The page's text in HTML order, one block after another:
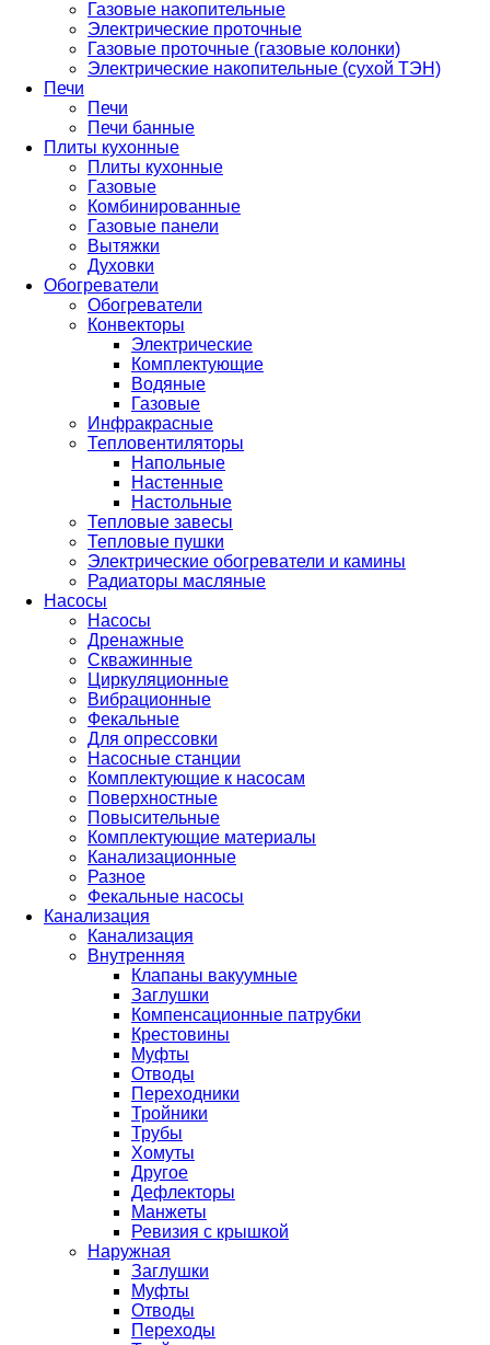
Газовые накопительные
Электрические проточные
Газовые проточные (газовые колонки)
Электрические накопительные (сухой ТЭН)
Печи
Печи
Печи банные
Плиты кухонные
Плиты кухонные
Газовые
Комбинированные
Газовые панели
Вытяжки
Духовки
Обогреватели
Обогреватели
Конвекторы
Электрические
Комплектующие
Водяные
Газовые
Инфракрасные
Тепловентиляторы
Напольные
Настенные
Настольные
Тепловые завесы
Тепловые пушки
Электрические обогреватели и камины
Радиаторы масляные
Насосы
Насосы
Дренажные
Скважинные
Циркуляционные
Вибрационные
Фекальные
Для опрессовки
Насосные станции
Комплектующие к насосам
Поверхностные
Повысительные
Комплектующие материалы
Канализационные
Разное
Фекальные насосы
Канализация
Канализация
Внутренняя
Клапаны вакуумные
Заглушки
Компенсационные патрубки
Крестовины
Муфты
Отводы
Переходники
Тройники
Трубы
Хомуты
Другое
Дефлекторы
Манжеты
Ревизия с крышкой
Наружная
Заглушки
Муфты
Отводы
Переходы